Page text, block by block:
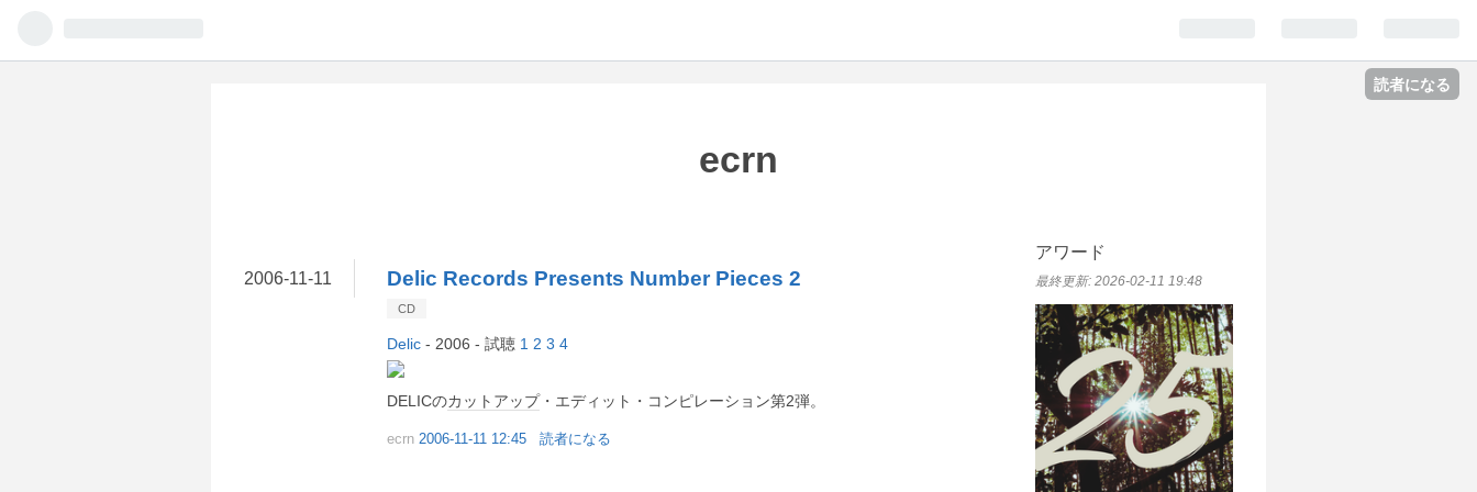
読者になる
ecrn
2006-11-11 Delic Records Presents Number Pieces 2
CD
Delic - 2006 - 試聴 1 2 3 4
DELICのカットアップ・エディット・コンピレーション第2弾。
ecrn 2006-11-11 12:45 読者になる
アワード
最終更新: 2026-02-11 19:48